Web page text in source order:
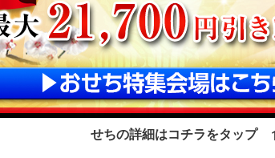
せちの詳細はコチラをタップ